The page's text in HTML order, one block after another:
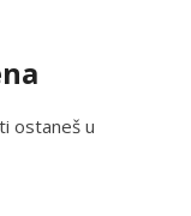
ostaneš u